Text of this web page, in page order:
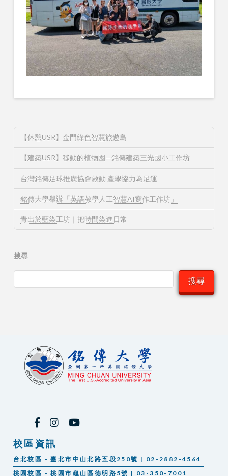
【休憩USR】金門綠色智慧旅遊島
【建築USR】移動的植物園—銘傳建築三光國小工作坊
台灣銘傳足球推廣協會啟動 產學協力為足運
銘傳大學舉辦「英語教學人工智慧AI寫作工作坊」
青出於藍染工坊｜把時間染進日常
搜尋
搜尋
校區資訊
台北校區 - 臺北市中山北路五段250號 | 02-2882-4564
桃園校區 - 桃園市龜山區德明路5號 | 03-350-7001